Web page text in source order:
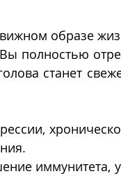
образе
полностью
станет
иммунитета,